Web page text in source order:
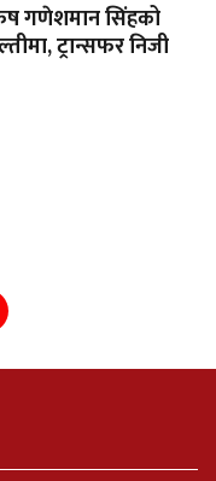
गणेशमान सिंहको
ट्रान्सफर निजी